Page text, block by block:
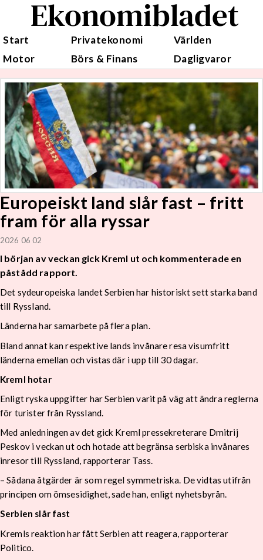
Ekonomibladet
Start Privatekonomi
Världen
Motor
Börs & Finans Dagligvaror
Europeiskt land slår fast – fritt
fram för alla ryssar
2026 06 02
I början av veckan gick Kreml ut och kommenterade en
påstådd rapport.
Det sydeuropeiska landet Serbien har historiskt sett starka band
till Ryssland.
Länderna har samarbete på flera plan.
Bland annat kan respektive lands invånare resa visumfritt
länderna emellan och vistas där i upp till 30 dagar.
Kreml hotar
Enligt ryska uppgifter har Serbien varit på väg att ändra reglerna
för turister från Ryssland.
Med anledningen av det gick Kreml pressekreterare Dmitrij
Peskov i veckan ut och hotade att begränsa serbiska invånares
inresor till Ryssland, rapporterar Tass.
– Sådana åtgärder är som regel symmetriska. De vidtas utifrån
principen om ömsesidighet, sade han, enligt nyhetsbyrån.
Serbien slår fast
Kremls reaktion har fått Serbien att reagera, rapporterar
Politico.